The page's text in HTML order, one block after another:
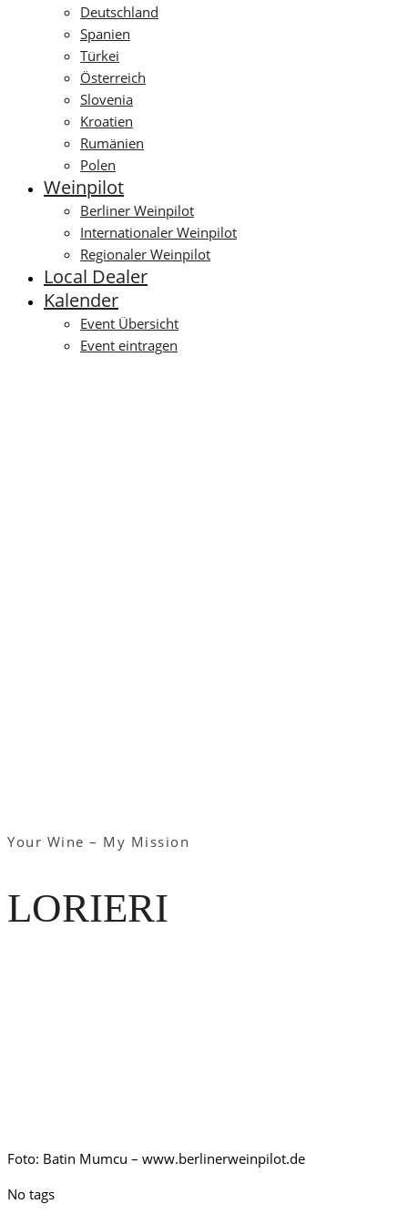
Deutschland
Spanien
Türkei
Österreich
Slovenia
Kroatien
Rumänien
Polen
Weinpilot
Berliner Weinpilot
Internationaler Weinpilot
Regionaler Weinpilot
Local Dealer
Kalender
Event Übersicht
Event eintragen
Your Wine – My Mission
LORIERI
Foto: Batin Mumcu – www.berlinerweinpilot.de
No tags